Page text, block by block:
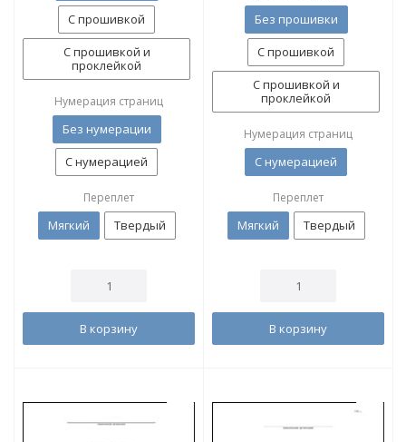
С прошивкой
С прошивкой и
проклейкой
Нумерация страниц
Без нумерации
С нумерацией
Переплет
Мягкий Твердый
В корзину
Без прошивки
С прошивкой
С прошивкой и
проклейкой
Нумерация страниц
С нумерацией
Переплет
Мягкий Твердый
В корзину